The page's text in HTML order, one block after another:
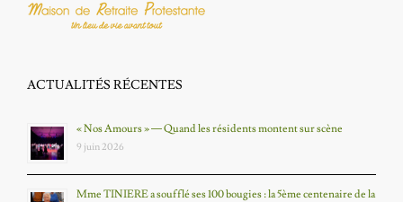
ACTUALITÉS RÉCENTES
« Nos Amours » — Quand les résidents montent sur scène
9 juin 2026
Mme TINIERE a soufflé ses 100 bougies : la 5ème centenaire de la